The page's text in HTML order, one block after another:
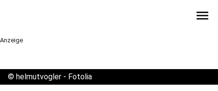
menu
Anzeige
© helmutvogler - Fotolia